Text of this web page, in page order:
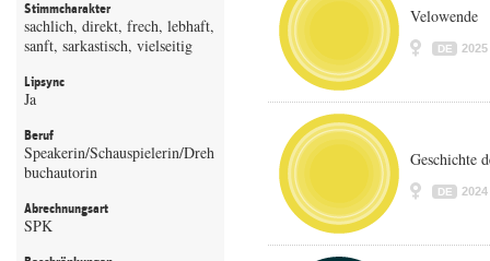
Stimmcharakter
sachlich, direkt, frech, lebhaft,
sanft, sarkastisch, vielseitig
Lipsync
Ja
Beruf
Speakerin/Schauspielerin/Dreh
buchautorin
Abrechnungsart
SPK
Velowende
DE 2025
Geschichte
DE 2024